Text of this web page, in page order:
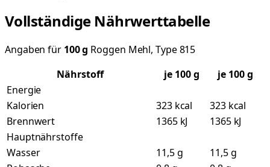
Vollständige Nährwerttabelle
Angaben für 100g Roggen Mehl, Type 815
Nährstoff
je 100g
je 100 g
Energie
Kalorien
323 kcal
323 kcal
Brennwert
1365 kJ
1365 kJ
Hauptnährstoffe
Wasser
11,5 g
11,5 g